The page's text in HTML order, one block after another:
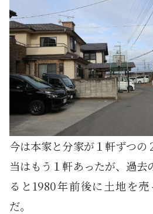
今は本家と分家が１軒ずつの
当はもう１軒あったが、過去
ると1980年前後に土地を
だ。